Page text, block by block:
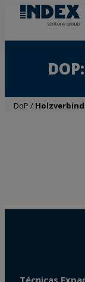
DoP /
Técnicas